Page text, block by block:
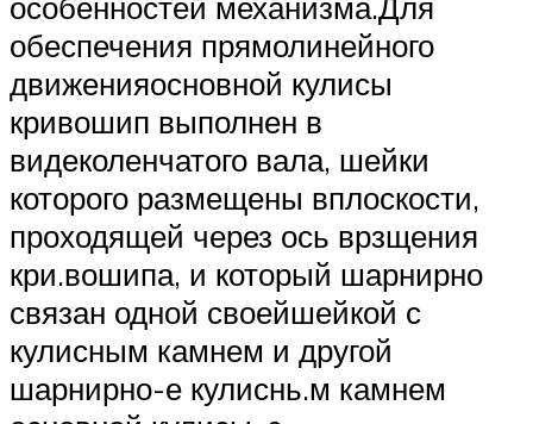
обеспечения прямолинейного
движенияосновной кулисы
кривошип выполнен в
видеколенчатого вала, шейки
которого размещены вплоскости,
проходящей через ось врзщения
кри.вошипа, и который шарнирно
связан одной своейшейкой с
кулисным камнем и другой
шарнирно-е кулиснь.м камнем